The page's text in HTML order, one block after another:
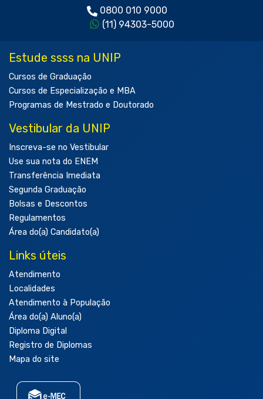
0800 010 9000
(11) 94303-5000
Estude ssss na UNIP
Cursos de Graduação
Cursos de Especialização e MBA
Programas de Mestrado e Doutorado
Vestibular da UNIP
Inscreva-se no Vestibular
Use sua nota do ENEM
Transferência Imediata
Segunda Graduação
Bolsas e Descontos
Regulamentos
Área do(a) Candidato(a)
Links úteis
Atendimento
Localidades
Atendimento à População
Área do(a) Aluno(a)
Diploma Digital
Registro de Diplomas
Mapa do site